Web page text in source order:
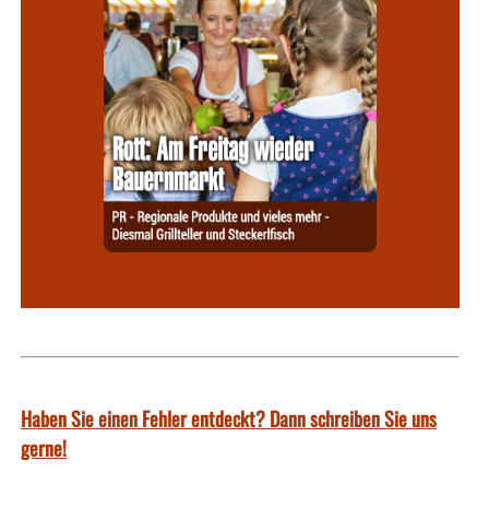
Haben Sie einen Fehler entdeckt? Dann schreiben Sie uns
gerne!